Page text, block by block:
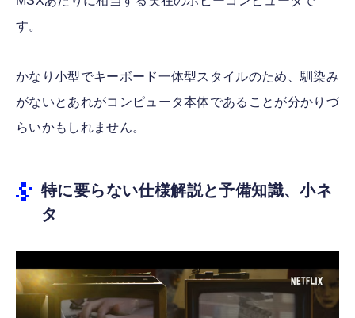
す。
かなり小型でキーボード一体型スタイルのため、馴染み
がないとあれがコンピュータ本体であることが分かりづ
らいかもしれません。
特に要らない仕様解説と予備知識、小ネ
タ